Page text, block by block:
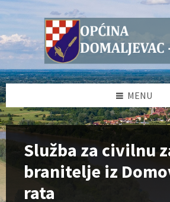
Skip
to
Skip
to
sidebar
Skip
to
MENU
Služba za civilnu
branitelje iz
rata